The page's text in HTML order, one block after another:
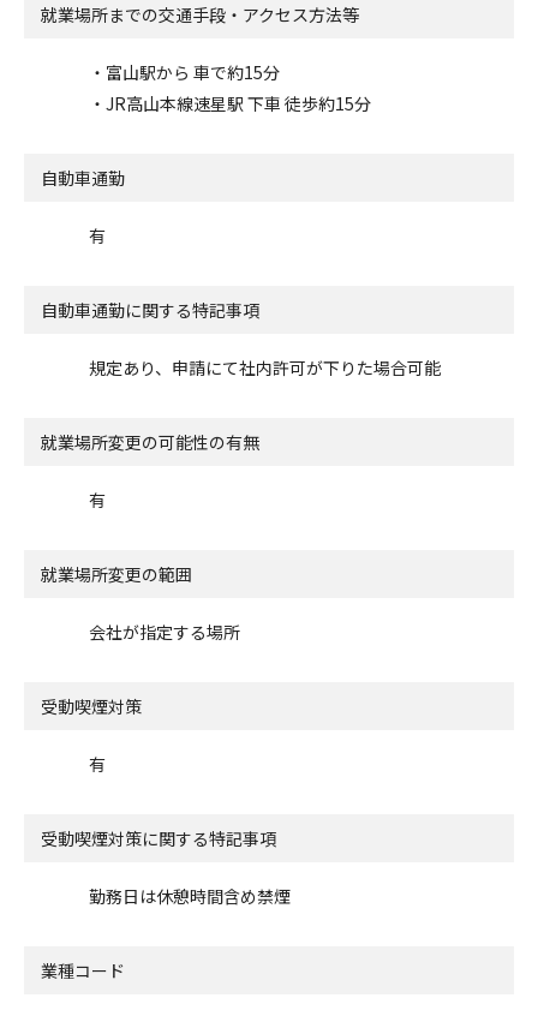
就業場所までの交通手段・アクセス方法等
・富山駅から 車で約15分
・JR高山本線速星駅 下車 徒歩約15分
自動車通勤
有
自動車通勤に関する特記事項
規定あり、申請にて社内許可が下りた場合可能
就業場所変更の可能性の有無
有
就業場所変更の範囲
会社が指定する場所
受動喫煙対策
有
受動喫煙対策に関する特記事項
勤務日は休憩時間含め禁煙
業種コード